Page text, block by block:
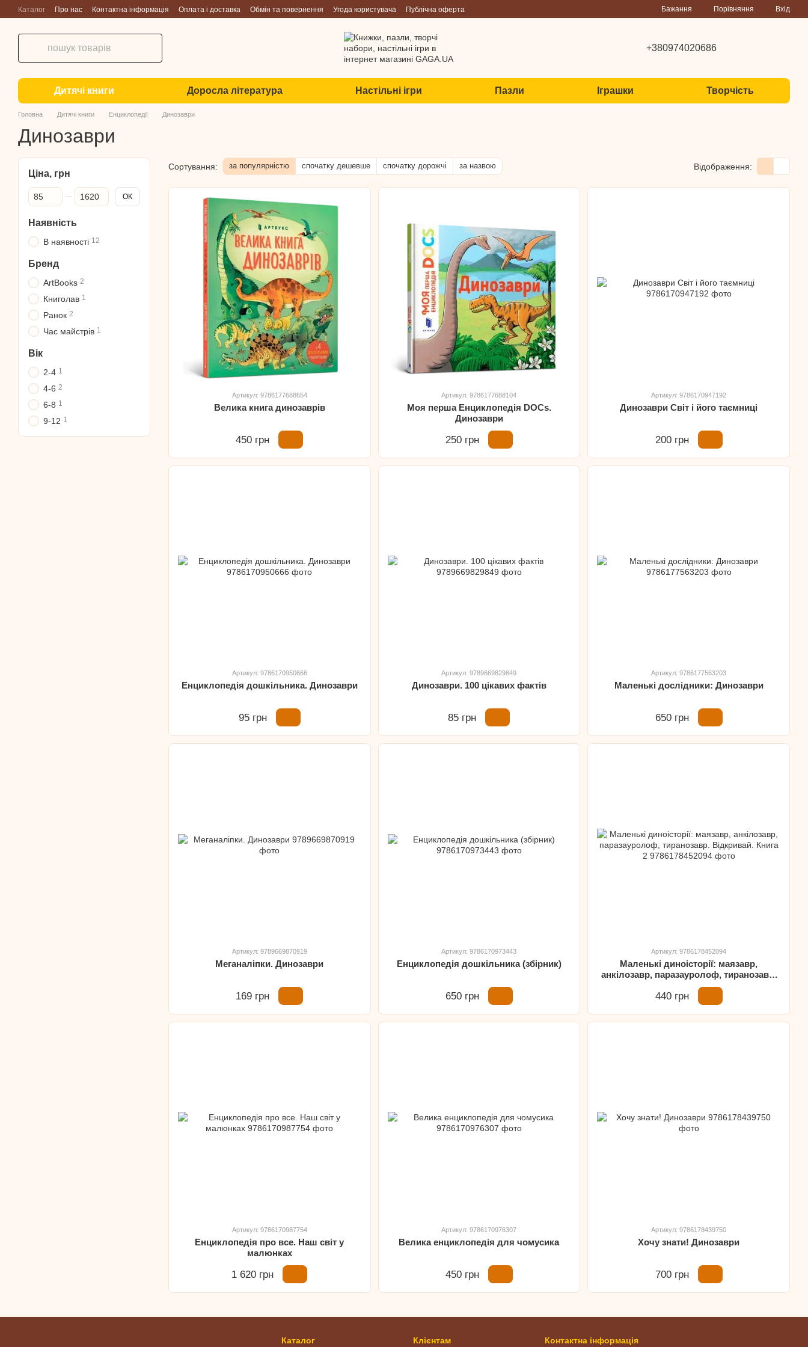
Перейти до основного контенту
Каталог Про нас Контактна інформація Оплата і доставка Обмін та повернення Угода користувача Публічна оферта Бажання Порівняння Вхід
+380974020686
Дитячі книги Доросла література Настільні ігри Пазли Іграшки Творчість
Головна Дитячі книги Енциклопедії Динозаври
Динозаври
Сортування: за популярністю спочатку дешевше спочатку дорожчі за назвою Відображення:
Артикул: 9786177688654
Велика книга динозаврів
450 грн
Артикул: 9786177688104
Моя перша Енциклопедія DOCs.
Динозаври
250 грн
Артикул: 9786170947192
Динозаври Світ і його таємниці
200 грн
Артикул: 9786170950666
Енциклопедія дошкільника. Динозаври
95 грн
Артикул: 9789669829849
Динозаври. 100 цікавих фактів
85 грн
Артикул: 9786177563203
Маленькі дослідники: Динозаври
650 грн
Артикул: 9789669870919
Меганаліпки. Динозаври
169 грн
Артикул: 9786170973443
Енциклопедія дошкільника (збірник)
650 грн
Артикул: 9786178452094
Маленькі диноісторії: маязавр,
анкілозавр, паразауролоф, тиранозавр.
Відкривай. Книга 2
440 грн
Артикул: 9786170987754
Енциклопедія про все. Наш світ у
малюнках
1 620 грн
Артикул: 9786170976307
Велика енциклопедія для чомусика
450 грн
Артикул: 9786178439750
Хочу знати! Динозаври
700 грн
Ціна, грн
Від Ціна, грн
До Ціна, грн ОК
Наявність
В наявності 12
Бренд
ArtBooks 2
Книголав 1
Ранок 2
Час майстрів 1
Вік
2-4 1
4-6 2
6-8 1
9-12 1
Каталог Клієнтам Контактна інформація